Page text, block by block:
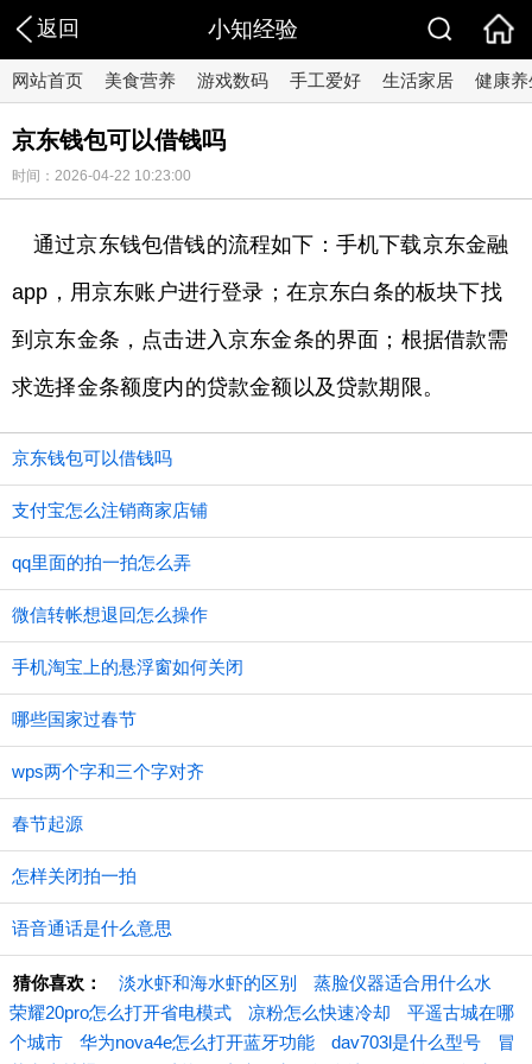
返回 小知经验
网站首页 美食营养 游戏数码 手工爱好 生活家居 健康养
京东钱包可以借钱吗
时间：2026-04-22 10:23:00
通过京东钱包借钱的流程如下：手机下载京东金融
app，用京东账户进行登录；在京东白条的板块下找
到京东金条，点击进入京东金条的界面；根据借款需
求选择金条额度内的贷款金额以及贷款期限。
京东钱包可以借钱吗
支付宝怎么注销商家店铺
qq里面的拍一拍怎么弄
微信转帐想退回怎么操作
手机淘宝上的悬浮窗如何关闭
哪些国家过春节
wps两个字和三个字对齐
春节起源
怎样关闭拍一拍
语音通话是什么意思
猜你喜欢： 淡水虾和海水虾的区别
蒸脸仪器适合用什么水
荣耀20pro怎么打开省电模式
凉粉怎么快速冷却
平遥古城在哪
个城市
华为nova4e怎么打开蓝牙功能 dav703l是什么型号
冒